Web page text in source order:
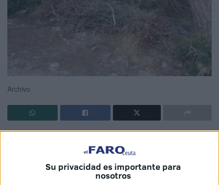
Su privacidad es importante para
nosotros
Archivo
aunque hay que reconocer que gracias al esfuerzo de los
pocos trabajadores que ahora mismo hay, ha mejorado